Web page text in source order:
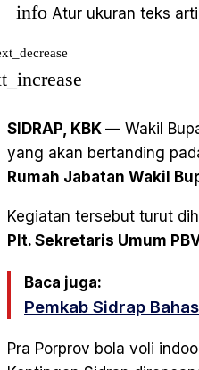
info Atur ukuran teks
SIDRAP, KBK — Wakil
yang akan bertanding
Rumah Jabatan Wakil
Kegiatan tersebut turut
Plt. Sekretaris Umum
Baca juga:
Pemkab Sidrap
Pra Porprov bola voli